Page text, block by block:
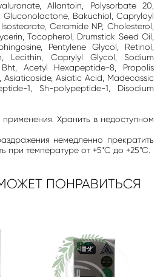
Allantoin, Polysorbate 20,
Gluconolactone, Bakuchiol, Capryloyl
Ceramide NP, Cholesterol,
Tocopherol, Drumstick Seed Oil,
Pentylene Glycol, Retinol,
Lecithin, Caprylyl Glycol, Sodium
Bht, Acetyl Hexapeptide-8, Propolis
Asiaticoside, Asiatic Acid, Madecassic
1, Sh-polypeptide-1, Disodium
Хранить в недоступном
немедленно прекратить
при температуре от +5*С до +25*С.
ПОНРАВИТЬСЯ